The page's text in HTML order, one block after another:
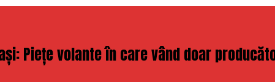
Piețe volante în care vând doar